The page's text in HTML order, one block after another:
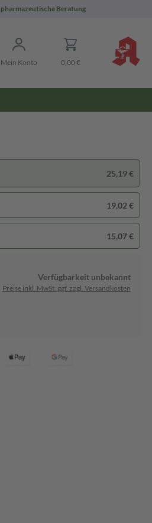
pharmazeutische Beratung
Mein Konto 0,00 €
25,19 €
19,02 €
15,07 €
Verfügbarkeit unbekannt
Preise inkl. MwSt. ggf. zzgl. Versandkosten